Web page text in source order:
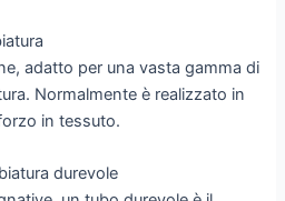
adatto per una vasta gamma di
Normalmente è realizzato in
in tessuto.
durevole